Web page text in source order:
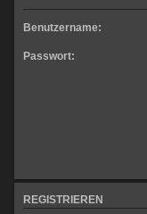
Benutzername:
Passwort:
REGISTRIEREN